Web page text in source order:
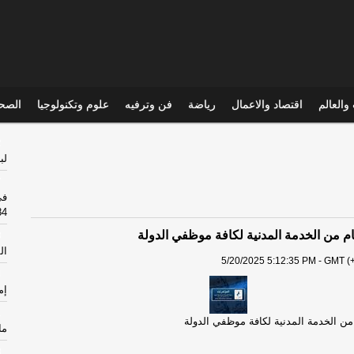
والعالم اقتصاد والاعمال رياضة فن وترفيه علوم وتكنولوجيا
من الخدمة المدنية لكافة موظفي الدولة
5/20/2025 5:12:35 PM - GMT
الخدمة المدنية لكافة موظفي الدولة